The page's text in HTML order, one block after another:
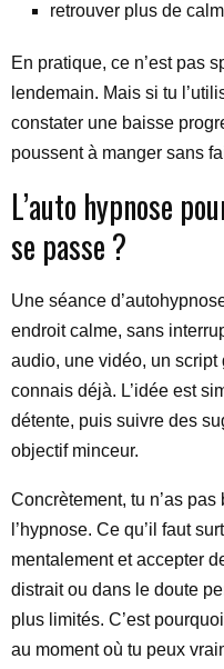
retrouver plus de
En pratique, ce n’est pas
lendemain. Mais si tu
constater une baisse
poussent à manger sans
L’auto hypnose
se passe ?
Une séance
endroit calme, sans
audio, une vidéo, un
connais déjà. L’idée est
détente, puis suivre des
objectif minceur.
Concrètement, tu n’as pas
l’hypnose. Ce qu’il faut
mentalement et accepter
distrait ou dans le doute
plus limités. C’est
au moment où tu peux